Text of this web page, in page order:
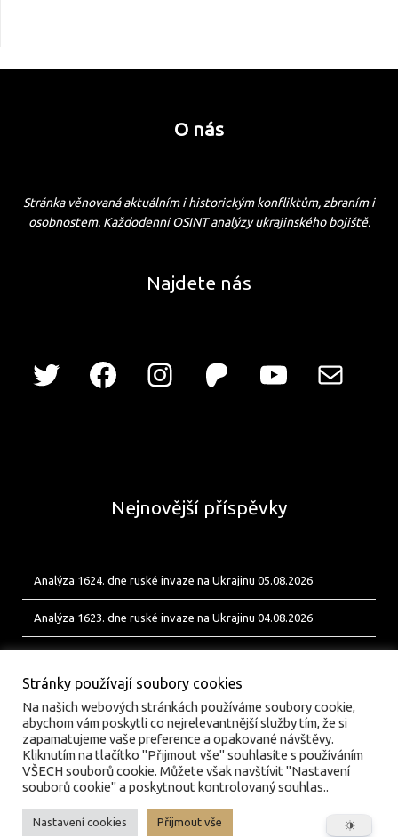
O nás
Stránka věnovaná aktuálním i historickým konfliktům, zbraním i
osobnostem. Každodenní OSINT analýzy ukrajinského bojiště.
Najdete nás
Nejnovější příspěvky
Analýza 1624. dne ruské invaze na Ukrajinu 05.08.2026
Analýza 1623. dne ruské invaze na Ukrajinu 04.08.2026
© valka.online | Vydavatel: Jan Tofl, Plzeň | ISSN 3029-
Stránky používají soubory cookies
Na našich webových stránkách používáme soubory cookie,
abychom vám poskytli co nejrelevantnější služby tím, že si
zapamatujeme vaše preference a opakované návštěvy.
Kliknutím na tlačítko "Přijmout vše" souhlasíte s používáním
VŠECH souborů cookie. Můžete však navštívit "Nastavení
souborů cookie" a poskytnout kontrolovaný souhlas..
Nastavení cookies Přijmout vše